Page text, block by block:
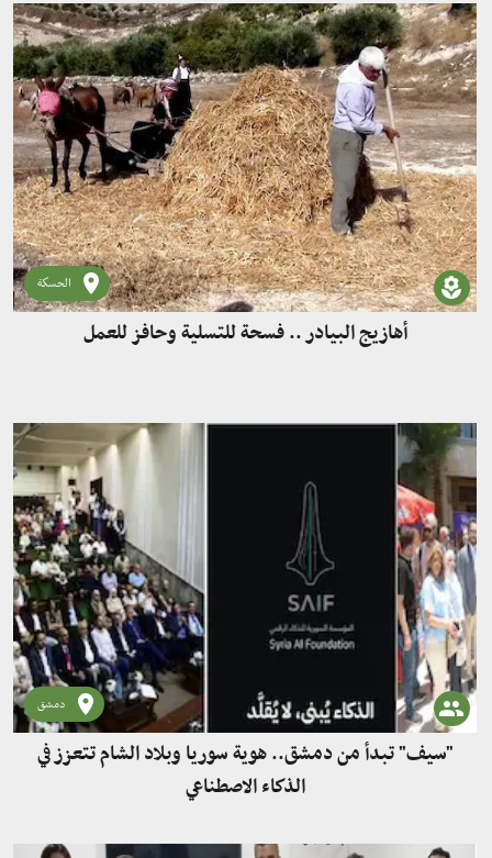
الحسكة
أهازيج البيادر .. فسحة للتسلية وحافز للعمل
دمشق
"سيف" تبدأ من دمشق.. هوية سوريا وبلاد الشام تتعزز في
الذكاء الاصطناعي